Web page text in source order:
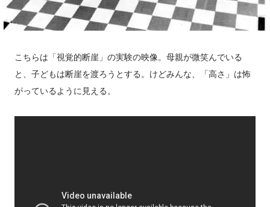
こちらは「視覚的断崖」の実験の映像。母親が微笑んでいる
と、子どもは断崖を渡ろうとする。けどみんな、「高さ」は怖
がっているように見える。